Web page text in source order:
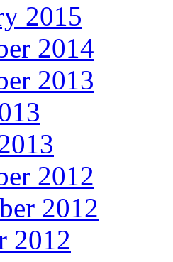
2015
2014
2013
2012
2012
2012